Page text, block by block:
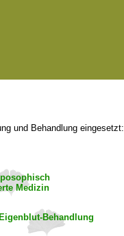
und Behandlung eingesetzt:
Medizin
Behandlung